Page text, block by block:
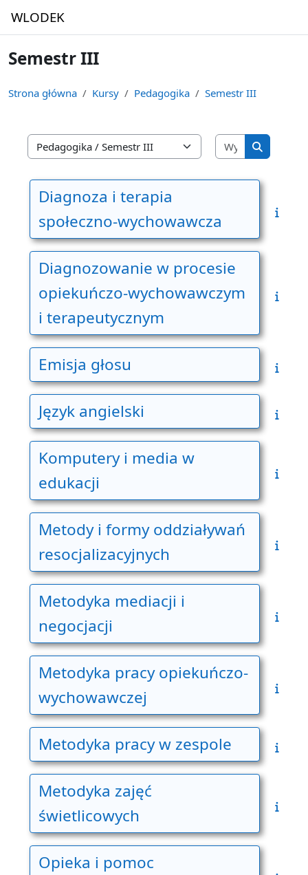
WLODEK
Semestr III
Strona główna Kursy Pedagogika Semestr III
Kategorie kursów
Wyszukaj
Wyszukaj
Diagnoza i terapia
społeczno-wychowawcza
Diagnozowanie w procesie
opiekuńczo-wychowawczym
i terapeutycznym
Emisja głosu
Język angielski
Komputery i media w
edukacji
Metody i formy oddziaływań
resocjalizacyjnych
Metodyka mediacji i
negocjacji
Metodyka pracy opiekuńczo-
wychowawczej
Metodyka pracy w zespole
Metodyka zajęć
świetlicowych
Opieka i pomoc